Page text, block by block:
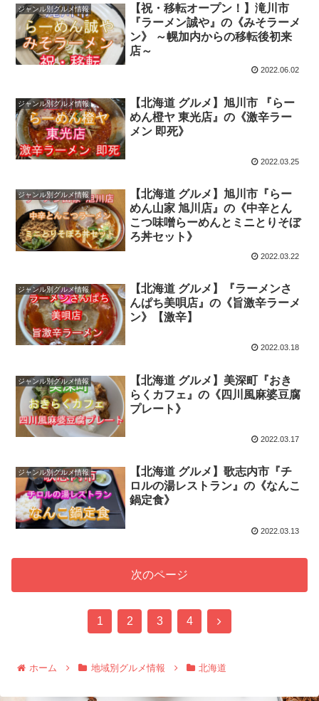
ジャンル別グルメ情報
【祝・移転オープン！】滝川市
『ラーメン誠や』の《みそラーメ
ン》 ～幌加内からの移転後初来
店～
2022.06.02
ジャンル別グルメ情報
【北海道 グルメ】旭川市 『らー
めん橙ヤ 東光店』の《激辛ラー
メン 即死》
2022.03.25
ジャンル別グルメ情報
【北海道 グルメ】旭川市『らー
めん山家 旭川店』の《中辛とん
こつ味噌らーめんとミニとりそぼ
ろ丼セット》
2022.03.22
ジャンル別グルメ情報
【北海道 グルメ】『ラーメンさ
んぱち美唄店』の《旨激辛ラーメ
ン》【激辛】
2022.03.18
ジャンル別グルメ情報
【北海道 グルメ】美深町『おき
らくカフェ』の《四川風麻婆豆腐
プレート》
2022.03.17
ジャンル別グルメ情報
【北海道 グルメ】歌志内市『チ
ロルの湯レストラン』の《なんこ
鍋定食》
2022.03.13
次のページ
1 2 3 4
次
ホーム 地域別グルメ情報 北海道